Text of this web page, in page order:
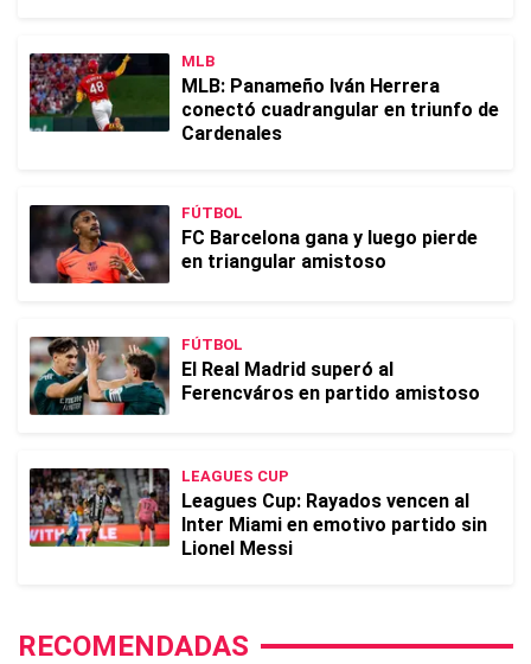
MLB
MLB: Panameño Iván Herrera
conectó cuadrangular en triunfo de
Cardenales
FÚTBOL
FC Barcelona gana y luego pierde
en triangular amistoso
FÚTBOL
El Real Madrid superó al
Ferencváros en partido amistoso
LEAGUES CUP
Leagues Cup: Rayados vencen al
Inter Miami en emotivo partido sin
Lionel Messi
RECOMENDADAS